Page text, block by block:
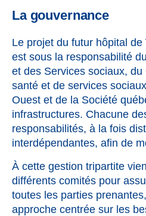
La gouvernance
Le projet du futur hôpital
est sous la responsabilité
et des Services sociaux,
santé et de services
Ouest et de la Société
infrastructures. Chacune
responsabilités, à la fois
interdépendantes, afin de
À cette gestion tripartite
différents comités pour
toutes les parties
approche centrée sur les